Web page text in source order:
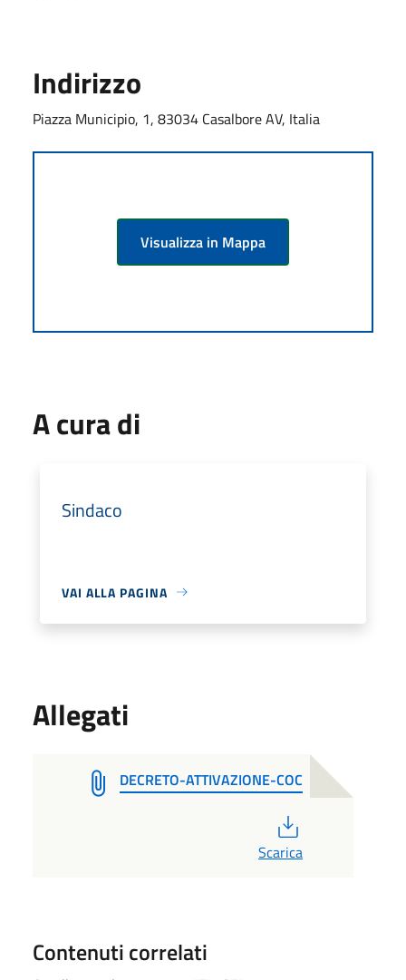
Indirizzo
Piazza Municipio, 1, 83034 Casalbore AV, Italia
Visualizza in Mappa
A cura di
Sindaco
VAI ALLA PAGINA
Allegati
DECRETO-ATTIVAZIONE-COC
Scarica
Contenuti correlati